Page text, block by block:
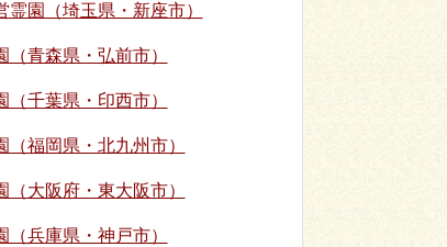
霊園（埼玉県・新座市）
（青森県・弘前市）
（千葉県・印西市）
（福岡県・北九州市）
（大阪府・東大阪市）
（兵庫県・神戸市）